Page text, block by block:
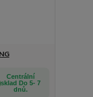
Centrální
sklad Do 5- 7
dnů.